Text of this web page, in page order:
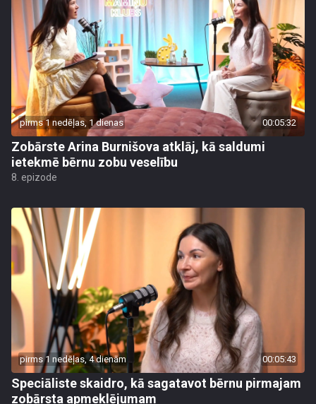
pirms 1 nedēļas, 1 dienas 00:05:32
Zobārste Arina Burnišova atklāj, kā saldumi
ietekmē bērnu zobu veselību
8. epizode
pirms 1 nedēļas, 4 dienām 00:05:43
Speciāliste skaidro, kā sagatavot bērnu pirmajam
zobārsta apmeklējumam